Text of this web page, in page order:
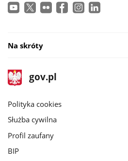
Na skróty
stopka
gov.pl
Strona
gov.pl
gov.pl
Polityka cookies
Służba cywilna
Profil zaufany
BIP